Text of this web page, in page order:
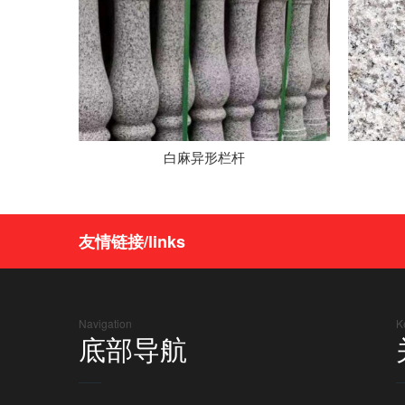
白麻异形栏杆
友情链接/links
Navigation
底部导航